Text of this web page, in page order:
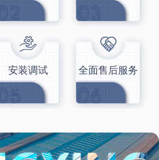
安装调试 全面售后服务